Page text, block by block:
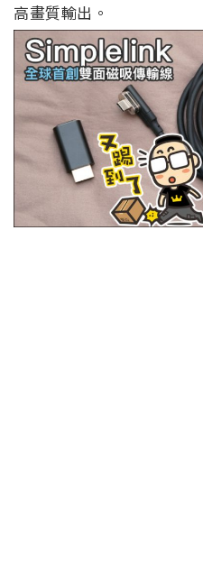
高畫質輸出。